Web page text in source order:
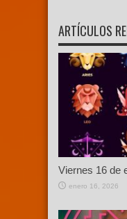
ARTÍCULOS
Viernes 16 de
enero 16, 2026